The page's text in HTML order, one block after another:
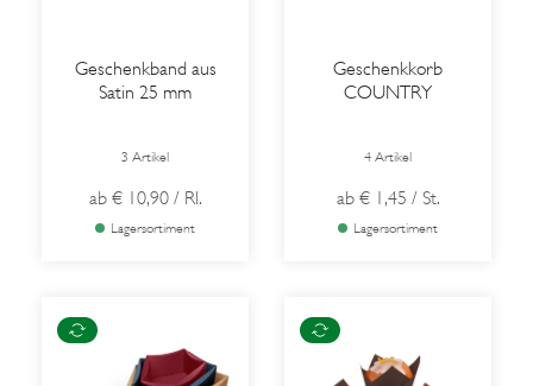
Geschenkband aus
Satin 25 mm
3 Artikel
ab € 10,90 / Rl.
Lagersortiment
Geschenkkorb
COUNTRY
4 Artikel
ab € 1,45 / St.
Lagersortiment